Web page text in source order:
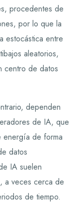
procedentes de
por lo que la
estocástica entre
aleatorios,
centro de datos
dependen
de IA, que
energía de forma
datos
IA suelen
a veces cerca de
de tiempo.